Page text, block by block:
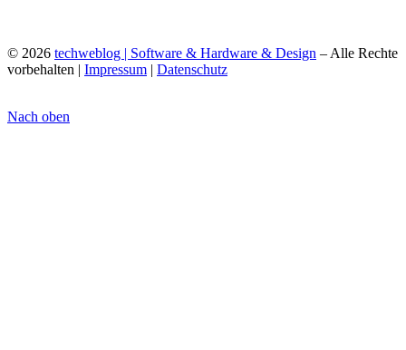
© 2026 techweblog | Software & Hardware & Design – Alle Rechte
vorbehalten | Impressum | Datenschutz
Nach oben